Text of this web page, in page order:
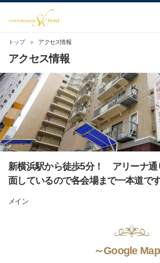
トップ アクセス情報
アクセス情報
新横浜駅から徒歩5分！ アリーナ通
面しているので各会場まで一本道です
メイン
～Google